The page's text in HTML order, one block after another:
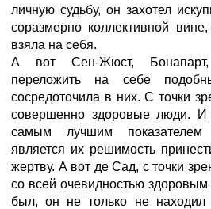
личную судьбу, он захотел
соразмерно коллективной
взяла на себя.
А вот Сен-Жюст, Бонапарт,
переложить на себе
сосредоточила в них. С точки
совершенно здоровые люди. И
самым лучшим показателем
является их решимость
жертву. А вот де Сад, с точки
со всей очевидностью здоровым
был, он не только не находил